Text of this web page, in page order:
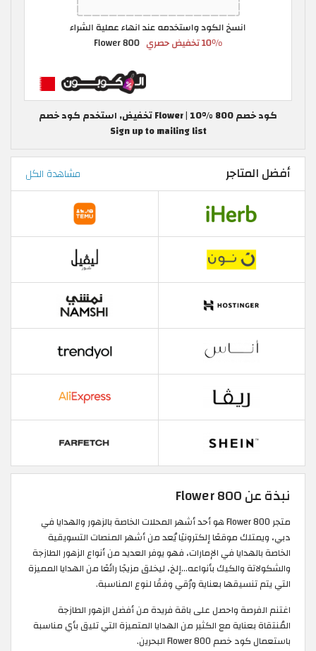
كود خصم 800 Flower | 10% تخفيض, استخدم كود خصم
Sign up to mailing list
أفضل المتاجر مشاهدة الكل
نبذة عن 800 Flower
متجر 800 Flower هو أحد أشهر المحلات الخاصة بالزهور والهدايا في
دبي، ويمتلك موقعًا إلكترونيًا يُعد من أشهر المنصات التسويقية
الخاصة بالهدايا في الإمارات، فهو يوفر العديد من أنواع الزهور الطازجة
والشكولاتة والكيك بأنواعه...إلخ، ليخلق مزيجًا رائعًا من الهدايا المميزة
التي يتم تنسيقها بعناية ورُقي وفقًا لنوع المناسبة.
اغتنم الفرصة واحصل على باقة فريدة من أفضل الزهور الطازجة
المُنتقاة بعناية مع الكثير من الهدايا المتميزة التي تليق بأي مناسبة
باستعمال كود خصم 800 Flower البحرين.